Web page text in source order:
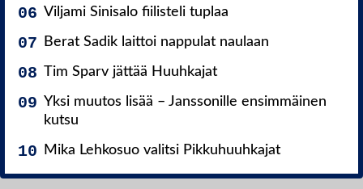
Viljami Sinisalo fiilisteli tuplaa
Berat Sadik laittoi nappulat naulaan
Tim Sparv jättää Huuhkajat
Yksi muutos lisää – Janssonille ensimmäinen
kutsu
Mika Lehkosuo valitsi Pikkuhuuhkajat